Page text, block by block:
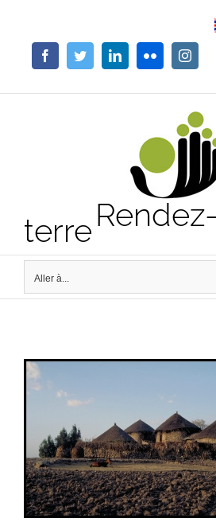
contenuFacebookTwitterLinkedInFlickr
terre
Aller à...